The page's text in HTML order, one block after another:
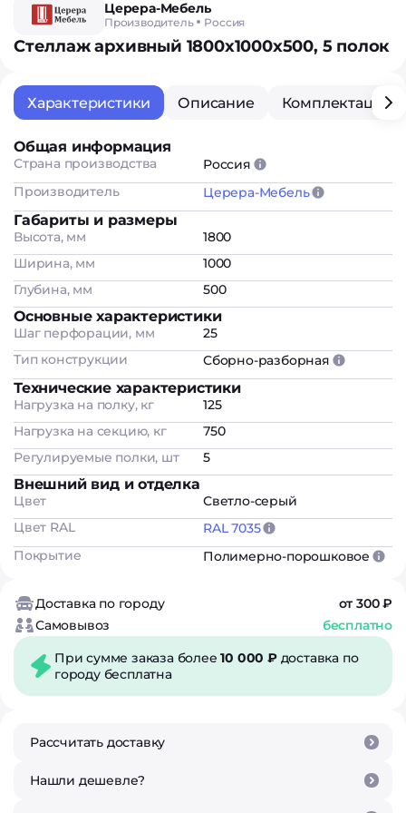
Церера-Мебель
Производитель Россия
Стеллаж архивный 1800х1000х500, 5 полок
Характеристики Описание Комплектация
Общая информация
Страна производства
Россия
Производитель
Церера-Мебель
Габариты и размеры
Высота, мм
1800
Ширина, мм
1000
Глубина, мм
500
Основные характеристики
Шаг перфорации, мм
25
Тип конструкции
Сборно-разборная
Технические характеристики
Нагрузка на полку, кг
125
Нагрузка на секцию, кг
750
Регулируемые полки, шт
5
Внешний вид и отделка
Цвет
Светло-серый
Цвет RAL
RAL 7035
Покрытие
Полимерно-порошковое
Доставка по городу
от 300 ₽
Самовывоз
бесплатно
При сумме заказа более10 000 ₽доставка по
городу бесплатна
Рассчитать доставку
Нашли дешевле?